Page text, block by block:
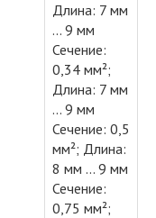
Длина: 7 мм
... 9 мм
Сечение:
0,34 мм²;
Длина: 7 мм
... 9 мм
Сечение: 0,5
мм²; Длина:
8 мм ... 9 мм
Сечение:
0,75 мм²;